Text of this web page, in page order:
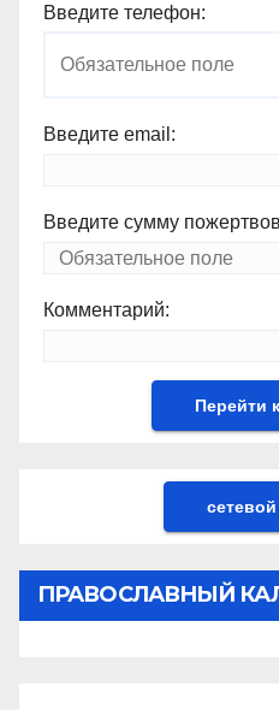
Введите телефон:
Введите email:
Введите сумму
Комментарий:
ПРАВОСЛАВНЫЙ